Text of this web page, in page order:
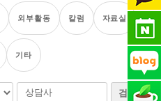
외부활동 칼럼 자료실
기타
검색